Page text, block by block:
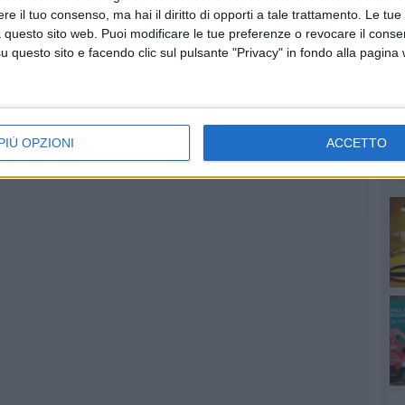
il tuo consenso, ma hai il diritto di opporti a tale trattamento. Le
sito web. Puoi modificare le tue preferenze o revocare il
questo sito e facendo clic sul pulsante "Privacy" in fondo alla pagina
OPZIONI ACCETTO